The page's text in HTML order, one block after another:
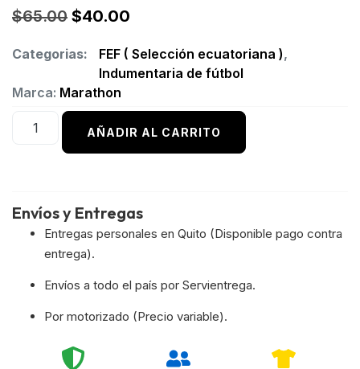
$65.00 $40.00
Categorias: FEF ( Selección ecuatoriana ),
Indumentaria de fútbol
Marca: Marathon
AÑADIR AL CARRITO
Envíos y Entregas
Entregas personales en Quito (Disponible pago contra
entrega).
Envíos a todo el país por Servientrega.
Por motorizado (Precio variable).